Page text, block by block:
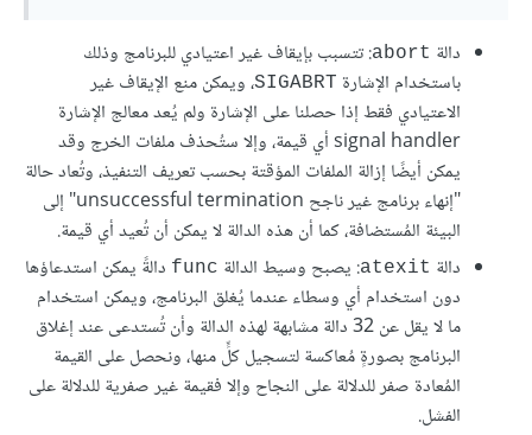
دالة abort: تتسبب بإيقاف غير اعتيادي للبرنامج وذلك
باستخدام الإشارة SIGABRT، ويمكن منع الإيقاف غير
الاعتيادي فقط إذا حصلنا على الإشارة ولم يُعد معالج الإشارة
signal handler أي قيمة، وإلا ستُحذف ملفات الخرج وقد
يمكن أيضًا إزالة الملفات المؤقتة بحسب تعريف التنفيذ، وتُعاد حالة
"إنهاء برنامج غير ناجح unsuccessful termination" إلى
البيئة المُستضافة، كما أن هذه الدالة لا يمكن أن تُعيد أي قيمة.
دالة atexit: يصبح وسيط الدالة func دالةً يمكن استدعاؤها
دون استخدام أي وسطاء عندما يُغلق البرنامج، ويمكن استخدام
ما لا يقل عن 32 دالة مشابهة لهذه الدالة وأن تُستدعى عند إغلاق
البرنامج بصورةٍ مُعاكسة لتسجيل كلٍّ منها، ونحصل على القيمة
المُعادة صفر للدلالة على النجاح وإلا فقيمة غير صفرية للدلالة على
الفشل.